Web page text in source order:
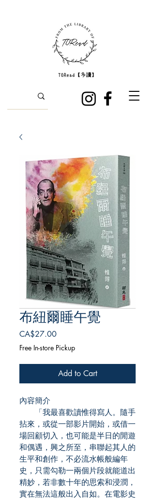
布紐爾睡午覺
CA$27.00Price
Free In-store Pickup
Add to Cart
內容簡介
「我最喜歡讀惟得寫人。隨手
拈來，或從一部影片開始，或借一
場回顧切入，也可能是半日的閒遊
和偶遇，興之所至，串聯起其人的
生平和創作，不必流水帳般編年
史，只需勾勒一兩個片段就能道出
精妙，若非數十年的思索和浸潤，
實在無法這般出入自如。在電影史